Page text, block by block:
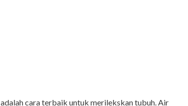
adalah cara terbaik untuk merilekskan tubuh. Air